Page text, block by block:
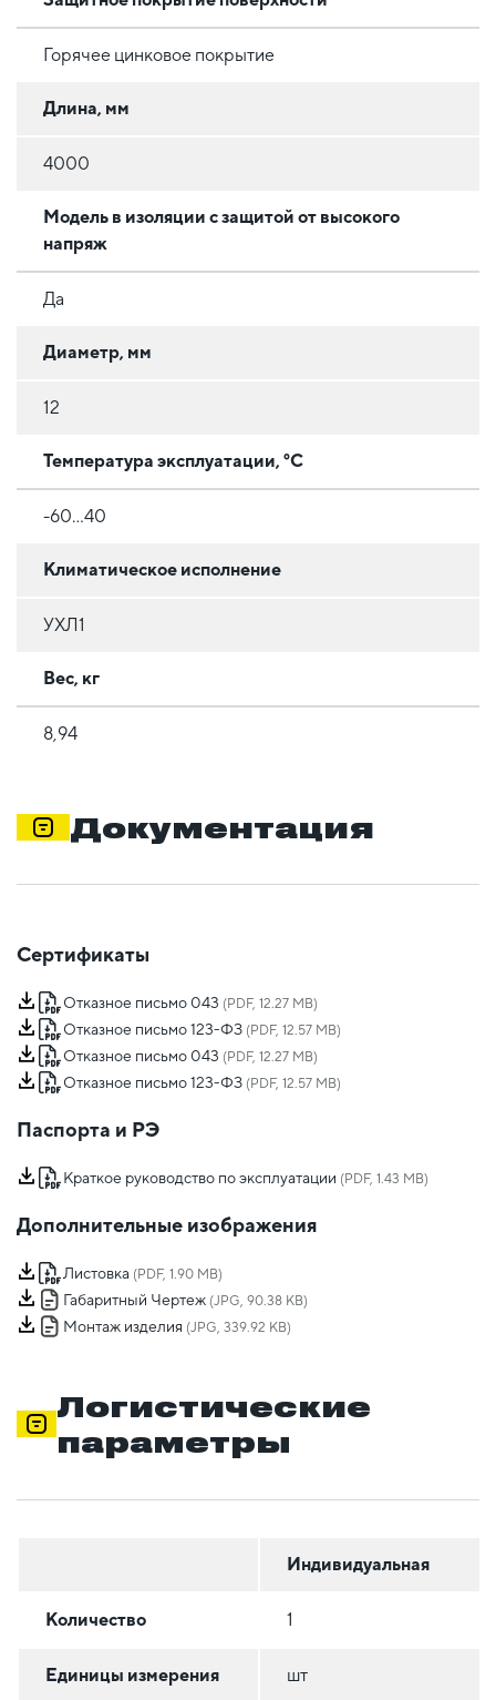
Горячее цинковое покрытие
Длина, мм
4000
Модель в изоляции с защитой от высокого
напряж
Да
Диаметр, мм
12
Температура эксплуатации, °C
-60...40
Климатическое исполнение
УХЛ1
Вес, кг
8,94
Документация
Сертификаты
Отказное письмо 043 (PDF, 12.27 MB)
Отказное письмо 123-ФЗ (PDF, 12.57 MB)
Отказное письмо 043 (PDF, 12.27 MB)
Отказное письмо 123-ФЗ (PDF, 12.57 MB)
Паспорта и РЭ
Краткое руководство по эксплуатации (PDF, 1.43 MB)
Дополнительные изображения
Листовка (PDF, 1.90 MB)
Габаритный Чертеж (JPG, 90.38 KB)
Монтаж изделия (JPG, 339.92 KB)
Логистические
параметры
Индивидуальная
Количество 1
Единицы измерения шт